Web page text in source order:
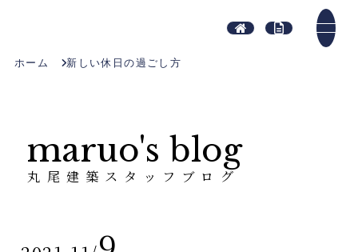
ホーム 新しい休日の過ごし方
maruo's blog
丸尾建築スタッフブログ